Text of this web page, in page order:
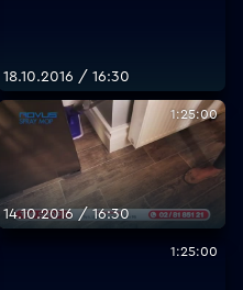
18.10.2016 / 16:30
1:25:00
14.10.2016 / 16:30
1:25:00